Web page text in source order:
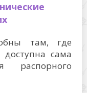
там, где
сама
распорного